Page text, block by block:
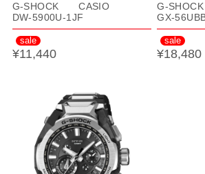
G-SHOCK CASIO
DW-5900U-1JF
sale
¥11,440
G-
GX-
sale
¥18,480